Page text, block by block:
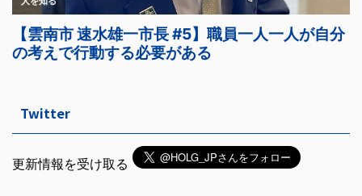
Twitter
更新情報を受け取る